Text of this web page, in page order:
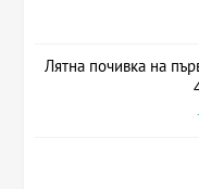
Лятна почивка на